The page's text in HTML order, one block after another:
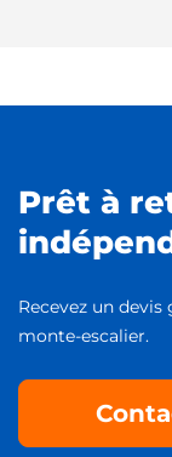
Prêt à
Recevez un
monte-escalier.